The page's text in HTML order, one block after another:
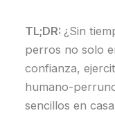
TL;DR:¿Sin
perros no solo
confianza,
humano-
sencillos en